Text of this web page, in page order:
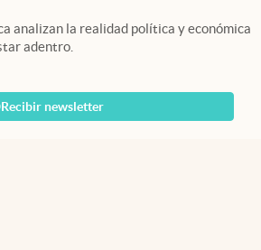
analizan la realidad política y económica
adentro.
Recibir newsletter